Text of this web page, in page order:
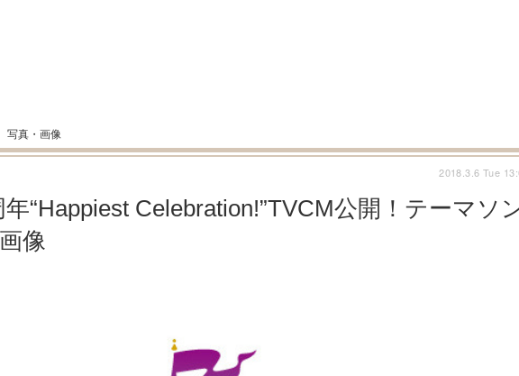
写真・画像
年“Happiest Celebration!”TVCM公開！テーマソ
像
2018.3.6 Tue